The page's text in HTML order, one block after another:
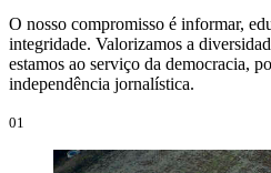
O nosso compromisso é informar,
integridade. Valorizamos a
estamos ao serviço da democracia,
independência jornalística.
01